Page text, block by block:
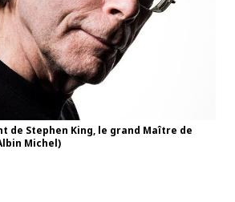
de Stephen King, le grand Maître de
Michel)